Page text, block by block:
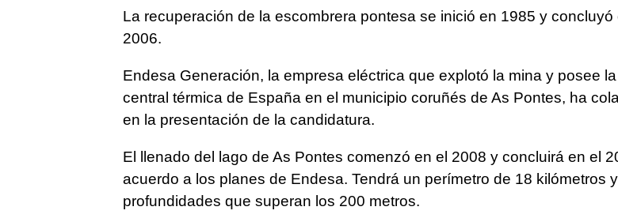
La recuperación de la escombrera pontesa se inició en 1985 y concluyó
2006.
Endesa Generación, la empresa eléctrica que explotó la mina y posee
central térmica de España en el municipio coruñés de As Pontes, ha
en la presentación de la candidatura.
El llenado del lago de As Pontes comenzó en el 2008 y concluirá en el
acuerdo a los planes de Endesa. Tendrá un perímetro de 18 kilómetros y
profundidades que superan los 200 metros.